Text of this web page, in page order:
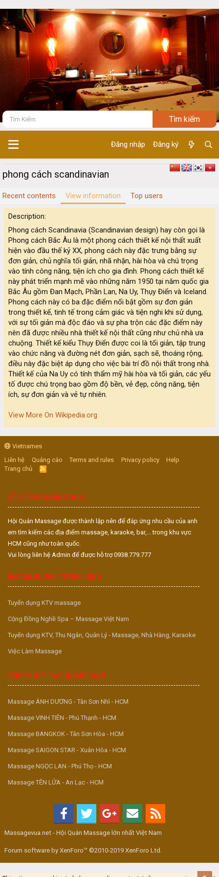
Đăng nhập Đăng ký
phong cách scandinavian
Recent contents View information Top users
Description
Phong cách Scandinavia (Scandinavian design) hay còn gọi là
Phong cách Bắc Âu là một phong cách thiết kế nội thất xuất
hiện vào đầu thế kỷ XX, phong cách này đặc trưng bằng sự
đơn giản, chủ nghĩa tối giản, nhã nhặn, hài hòa và chú trọng
vào tính công năng, tiện ích cho gia đình. Phong cách thiết kế
này phát triển mạnh mẽ vào những năm 1950 tại năm quốc gia
Bắc Âu gồm Đan Mạch, Phần Lan, Na Uy, Thụy Điển và Iceland.
Phong cách này có ba đặc điểm nổi bật gồm sự đơn giản
trong thiết kế, tinh tế trong cảm giác và tiện nghi khi sử dụng,
với sự tối giản mà độc đáo và sự pha trộn các đặc điểm này
nên đã được nhiều nhà thiết kế nội thất cũng như chủ nhà ưa
chuộng. Thiết kế kiểu Thụy Điển được coi là tối giản, tập trung
vào chức năng và đường nét đơn giản, sạch sẽ, thoáng rộng,
điều này đặc biệt áp dụng cho việc bài trí đồ nội thất trong nhà.
Thiết kế của Na Uy có tính thẩm mỹ hài hòa và tối giản, các yếu
tố được chú trọng bao gồm độ bền, vẻ đẹp, công năng, tiện
ích, sự đơn giản và vẻ tự nhiên.
View More On Wikipedia.org
Vietnames
Liên hệ
Quảng cáo Terms and rules Privacy policy
Help
Trang chủ
R
S
VỀ DIỄN ĐÀN MASSAGE
Hội Quán Massage được thành lập nên để đáp ứng nhu cầu của anh
em tìm kiếm các địa điểm massage, karaoke, bar,... trong khu vực
HCM cũng như toàn quốc.
Vui lòng liên hệ Admin để được hỗ trợ 0938.779.777
MASSAGE VUA TUYỂN DỤNG
Tuyển dụng KTV massage
Cộng Đồng Nghề Spa – Massage Việt Nam
Tuyển dụng KTV, Thu Ngân, Quản Lý - Massage, Nhà Hàng, Karaoke
Việc Làm Massage
ĐƠN VỊ HỢP TÁC QUẢNG CÁO
Massage ÁNH DƯƠNG - Tân Sơn Nhì - HCM
Massage VINH TIÊN - Phú Thạnh - HCM
Massage BANGKOK - Tân Sơn Hòa - HCM
Massage SAIGON STAR - Xuân Hòa - HCM
Massage NGỌC LAN - Phú Thọ - HCM
Massage TÊN LỬA - An Lạc - HCM
Massagevua.net - Hội Quán Massage lớn nhất Việt Nam
Forum software by XenForo™ ©2010-2019 XenForo Ltd.